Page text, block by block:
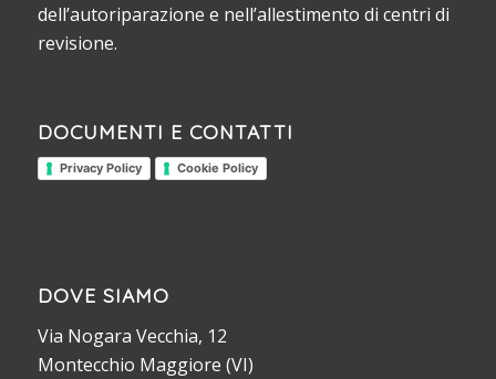
dell’autoriparazione e nell’allestimento di centri di
revisione.
DOCUMENTI E CONTATTI
Privacy Policy Cookie Policy
DOVE SIAMO
Via Nogara Vecchia, 12
Montecchio Maggiore (VI)